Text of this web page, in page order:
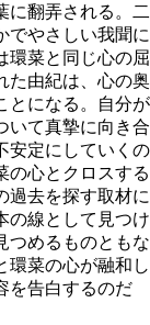
に翻弄される。二
でやさしい我聞に
環菜と同じ心の屈
た由紀は、心の奥
とになる。自分が
いて真摯に向き合
安定にしていくの
の心とクロスする
過去を探す取材に
の線として見つけ
つめるものともな
環菜の心が融和し
を告白するのだ